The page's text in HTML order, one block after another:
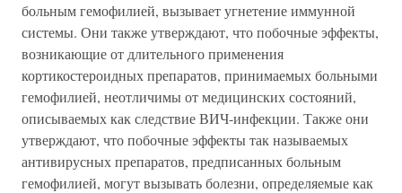
больным гемофилией, вызывает угнетение иммунной
системы. Они также утверждают, что побочные эффекты,
возникающие от длительного применения
кортикостероидных препаратов, принимаемых больными
гемофилией, неотличимы от медицинских состояний,
описываемых как следствие ВИЧ-инфекции. Также они
утверждают, что побочные эффекты так называемых
антивирусных препаратов, предписанных больным
гемофилией, могут вызывать болезни, определяемые как